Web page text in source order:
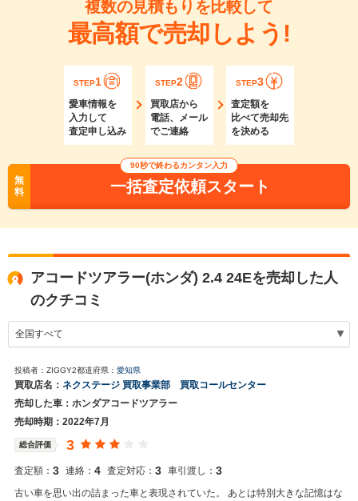
複数の見積もりを比較して
最高額で売却しよう!
STEP1
愛車情報を
入力して
査定申し込み
STEP2
買取店から
電話、メール
でご連絡
STEP3
査定額を
比べて売却先
を決める
無
料
90秒で終わるカンタン入力
一括査定依頼スタート
アコードツアラー(ホンダ) 2.4 24Eを売却した人
のクチコミ
投稿者：ZIGGY2都道府県： 愛知県
買取店名： ネクステージ 買取事業部 買取コールセンター
売却した車：ホンダアコードツアラー
売却時期：2022年7月
総合評価 3
査定額： 3 連絡： 4 査定対応： 3 車引渡し： 3
古い車を思い出の詰まった車と表現されていた。 あとは特別大きな記憶はな